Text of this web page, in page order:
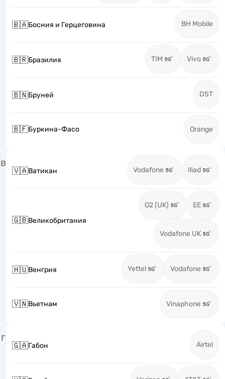
🇧🇦Босния и Герцеговина BH Mobile
🇧🇷Бразилия TIM Vivo
🇧🇳Бруней DST
🇧🇫Буркина-Фасо Orange
В
🇻🇦Ватикан Vodafone Iliad
🇬🇧Великобритания
O2 (UK) EE
Vodafone UK
🇭🇺Венгрия Yettel Vodafone
🇻🇳Вьетнам Vinaphone
Г
🇬🇦Габон Airtel